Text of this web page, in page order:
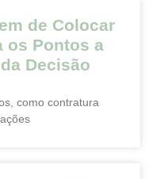
de Colocar
os Pontos a
Decisão
como contratura